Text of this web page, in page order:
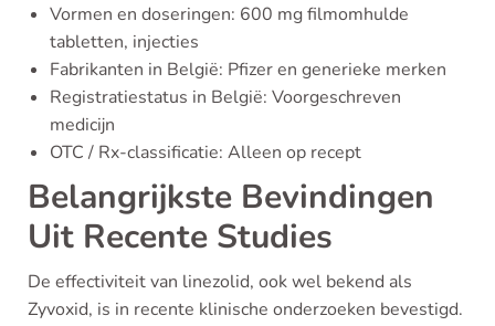
Vormen en doseringen: 600 mg filmomhulde
tabletten, injecties
Fabrikanten in België: Pfizer en generieke merken
Registratiestatus in België: Voorgeschreven
medicijn
OTC / Rx-classificatie: Alleen op recept
Belangrijkste Bevindingen
Uit Recente Studies
De effectiviteit van linezolid, ook wel bekend als
Zyvoxid, is in recente klinische onderzoeken bevestigd.